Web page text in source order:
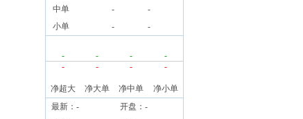
中单
-
-
小单
- -
- - -
-
-
- - -
净超大 净大单 净中单
净小单
最新： - 开盘： -